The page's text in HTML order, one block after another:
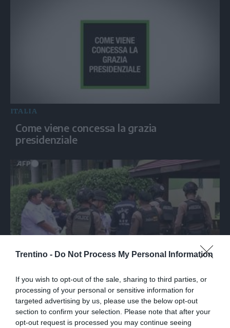
Trentino - Do Not Process My Personal Information
If you wish to opt-out of the sale, sharing to third parties, or
processing of your personal or sensitive information for
targeted advertising by us, please use the below opt-out
section to confirm your selection. Please note that after your
opt-out request is processed you may continue seeing
ITALIA
Come viene concessa la grazia
presidenziale
Sparatoria in una scuola in Thailandia, i
soccorsi sul posto